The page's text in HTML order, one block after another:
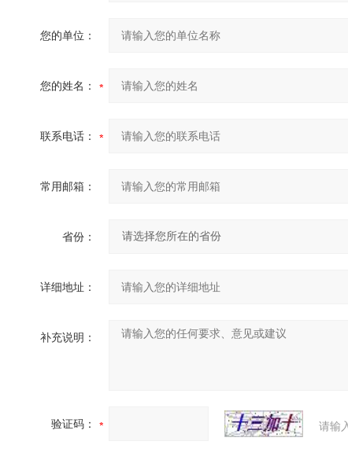
您的单位：
您的姓名：
联系电话：
常用邮箱：
省份：
详细地址：
补充说明：
验证码： 请输